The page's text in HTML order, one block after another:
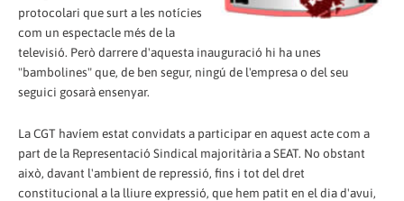
protocolari que surt a les notícies
com un espectacle més de la
televisió. Però darrere d'aquesta inauguració hi ha unes
"bambolines" que, de ben segur, ningú de l'empresa o del seu
seguici gosarà ensenyar.
La CGT havíem estat convidats a participar en aquest acte com a
part de la Representació Sindical majoritària a SEAT. No obstant
això, davant l'ambient de repressió, fins i tot del dret
constitucional a la lliure expressió, que hem patit en el dia d'avui,